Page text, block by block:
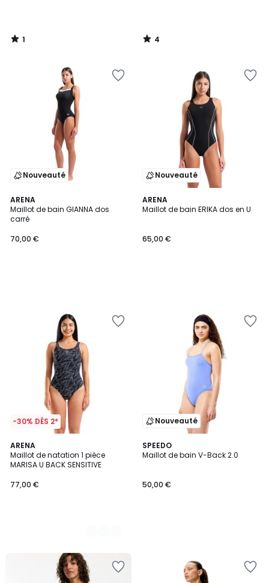
1
/
4
/
Nouveauté
ARENA
Maillot de bain GIANNA dos
carré
70,00 €
Nouveauté
ARENA
Maillot de bain ERIKA dos en U
65,00 €
-30% DÈS 2*
ARENA
Maillot de natation 1 pièce
MARISA U BACK SENSITIVE
77,00 €
2
Couleurs
Nouveauté
SPEEDO
Maillot de bain V-Back 2.0
50,00 €